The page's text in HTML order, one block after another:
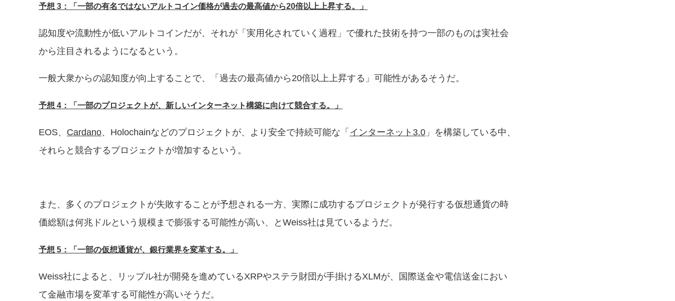
予想 3：「一部の有名ではないアルトコイン価格が過去の最高値から20倍以上上昇する。」
認知度や流動性が低いアルトコインだが、それが「実用化されていく過程」で優れた技術を持つ一部のものは実社会
から注目されるようになるという。
一般大衆からの認知度が向上することで、「過去の最高値から20倍以上上昇する」可能性があるそうだ。
予想 4：「一部のプロジェクトが、新しいインターネット構築に向けて競合する。」
EOS、 Cardano、Holochainなどのプロジェクトが、より安全で持続可能な「 インターネット3.0 」を構築している中、
それらと競合するプロジェクトが増加するという。
また、多くのプロジェクトが失敗することが予想される一方、実際に成功するプロジェクトが発行する仮想通貨の時
価総額は何兆ドルという規模まで膨張する可能性が高い、とWeiss社は見ているようだ。
予想 5：「一部の仮想通貨が、銀行業界を変革する。」
Weiss社によると、リップル社が開発を進めているXRPやステラ財団が手掛けるXLMが、国際送金や電信送金におい
て金融市場を変革する可能性が高いそうだ。